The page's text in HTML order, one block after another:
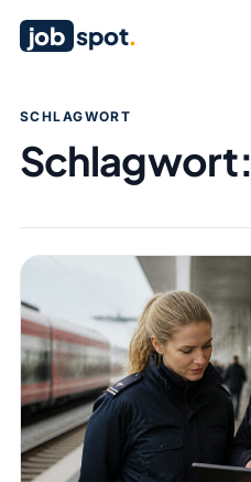
job spot.
SCHLAGWORT
Schlagwort: